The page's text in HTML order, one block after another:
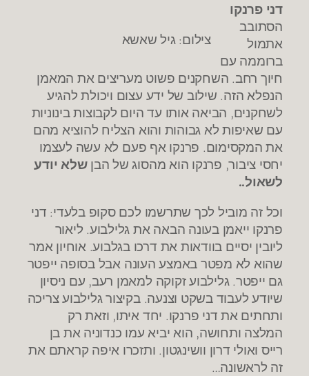
צילום: גיל שאשא
דני פרנקו
הסתובב
אתמול
ברוממה עם
חיוך רחב. השחקנים פשוט מעריצים את המאמן
הנפלא הזה. שילוב של ידע עצום ויכולת להגיע
לשחקנים, הביאה אותו עד היום לקבוצות בינוניות
עם שאיפות לא גבוהות והוא הצליח להוציא מהם
את המקסימום. פרנקו אף פעם לא עשה לעצמו
יחסי ציבור, פרנקו הוא מהסוג של הבןשלא יודע
לשאול..
וכל זה מוביל לכך שתרשמו לכם סקופ בלעדי: דני
פרנקו ייאמן בעונה הבאה את גלילבוע. ליאור
ליובין יסיים בוודאות את דרכו בגלבוע. אוחיון אמר
שהוא לא מפטר באמצע העונה אבל בסופה ייפטר
גם ייפטר. גלילבוע זקוקה למאמן רעב, עם ניסיון
שיודע לעבוד בשקט וצנעה. בקיצור גלילבוע צריכה
ותחתים את דני פרנקו. יחד איתו, וזאת רק
המלצה ותחושה, הוא יביא עמו כנדוניה את בן
רייס ואולי דרון וושינגטון. ותזכרו איפה קראתם את
זה לראשונה…